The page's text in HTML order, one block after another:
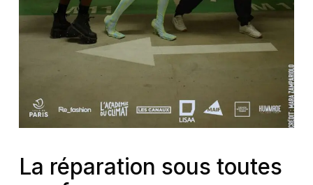
La réparation sous toutes